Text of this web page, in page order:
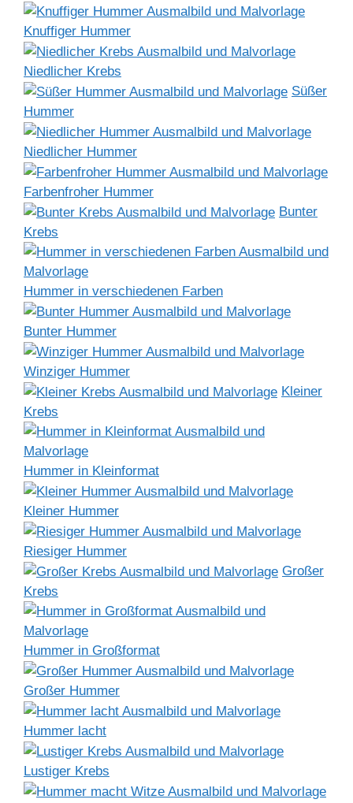
Knuffiger Hummer
Niedlicher Krebs
Süßer
Hummer
Niedlicher Hummer
Farbenfroher Hummer
Bunter
Krebs
Hummer in verschiedenen Farben
Bunter Hummer
Winziger Hummer
Kleiner
Krebs
Hummer in Kleinformat
Kleiner Hummer
Riesiger Hummer
Großer
Krebs
Hummer in Großformat
Großer Hummer
Hummer lacht
Lustiger Krebs